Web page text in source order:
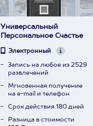
Универсальный
Персональное Счастье
Электронный
Запись на любое из 2529
развлечений
Мгновенная получение
на e-mail и телефон
Срок действия 180 дней
Разница в стоимости